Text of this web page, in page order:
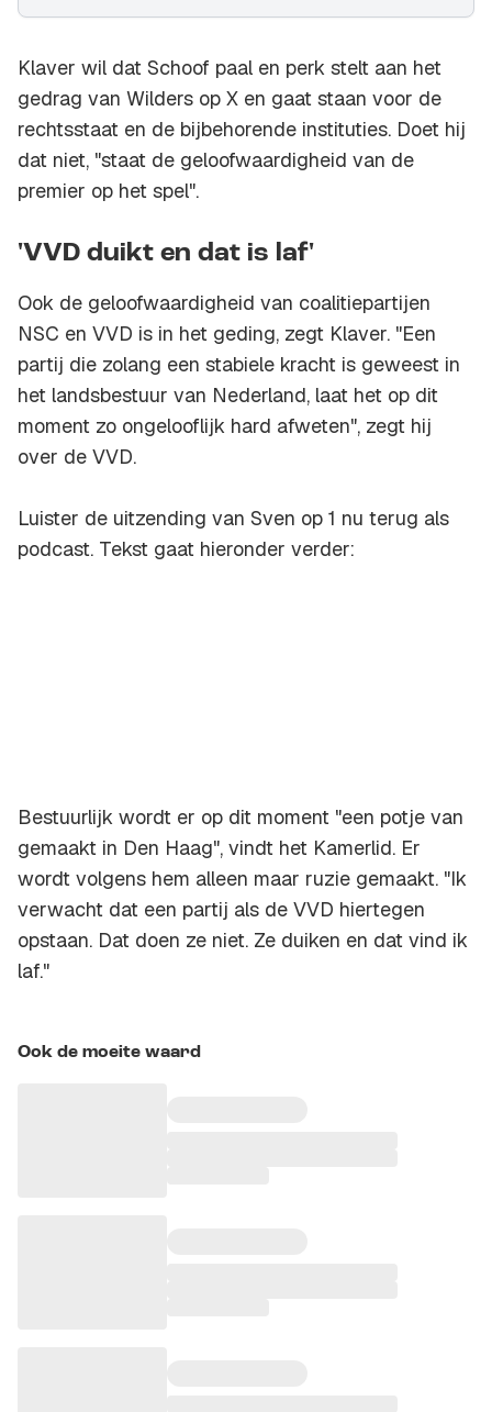
Klaver wil dat Schoof paal en perk stelt aan het
gedrag van Wilders op X en gaat staan voor de
rechtsstaat en de bijbehorende instituties. Doet hij
dat niet, "staat de geloofwaardigheid van de
premier op het spel".
'VVD duikt en dat is laf'
Ook de geloofwaardigheid van coalitiepartijen
NSC en VVD is in het geding, zegt Klaver. "Een
partij die zolang een stabiele kracht is geweest in
het landsbestuur van Nederland, laat het op dit
moment zo ongelooflijk hard afweten", zegt hij
over de VVD.
Luister de uitzending van Sven op 1 nu terug als
podcast. Tekst gaat hieronder verder:
Bestuurlijk wordt er op dit moment "een potje van
gemaakt in Den Haag", vindt het Kamerlid. Er
wordt volgens hem alleen maar ruzie gemaakt. "Ik
verwacht dat een partij als de VVD hiertegen
opstaan. Dat doen ze niet. Ze duiken en dat vind ik
laf."
Ook de moeite waard